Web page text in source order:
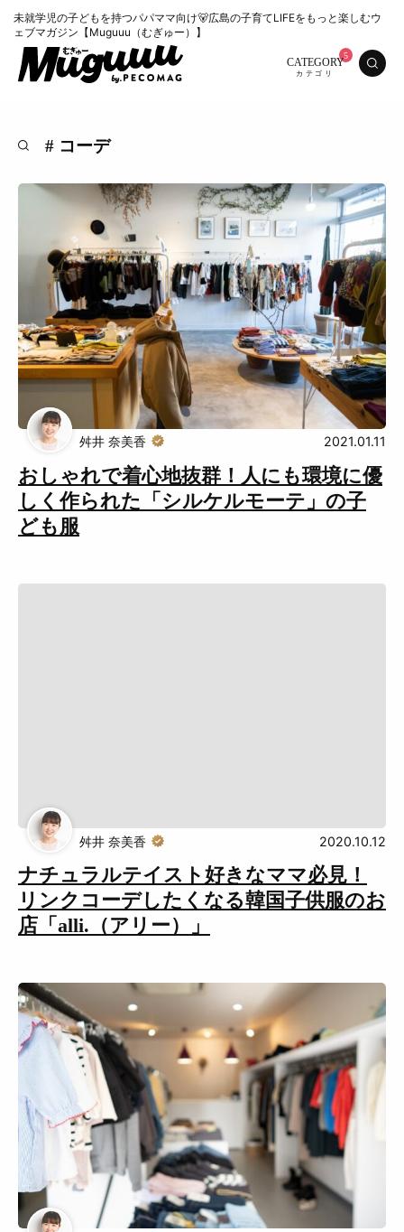
未就学児の子どもを持つパパママ向け🐻広島の子育てLIFEをもっと楽しむウ
ェブマガジン【Muguuu（むぎゅー）】
CATEGORY
特集 くらし
おいしい お知らせ
おでかけ
Muguuuとは 運営会社
広告掲載について プライバシーポリシー
インフォマティブデータポリシ お問合せ
# コーデ
おしゃれで着心地抜群！人にも環境に優
しく作られた「シルケルモーテ」の子
ども服
舛井 奈美香 2021.01.11
ナチュラルテイスト好きなママ必見！
リンクコーデしたくなる韓国子供服のお
店「alli.（アリー）」
舛井 奈美香 2020.10.12